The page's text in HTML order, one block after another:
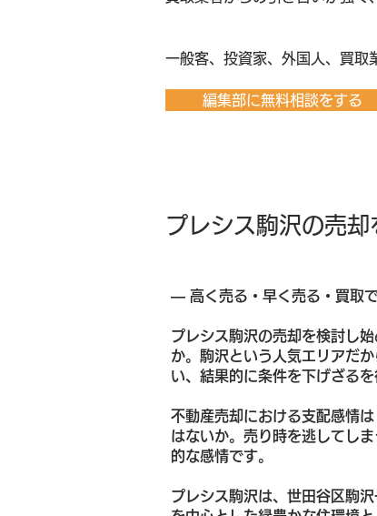
一般客、投資家、外国人、買取
編集部に無料相談をする
プレシス駒沢の売
― 高く売る・早く売る・買取
プレシス駒沢の売却を検討し
か。駒沢という人気エリアだ
い、結果的に条件を下げざる
不動産売却における支配感情
はないか。売り時を逃してし
的な感情です。
プレシス駒沢は、世田谷区駒